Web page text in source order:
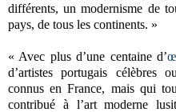
différents, un modernisme de
pays, de tous les continents. »
« Avec plus d’une centaine d’
d’artistes portugais célèbres
connus en France, mais qui
contribué à l’art moderne